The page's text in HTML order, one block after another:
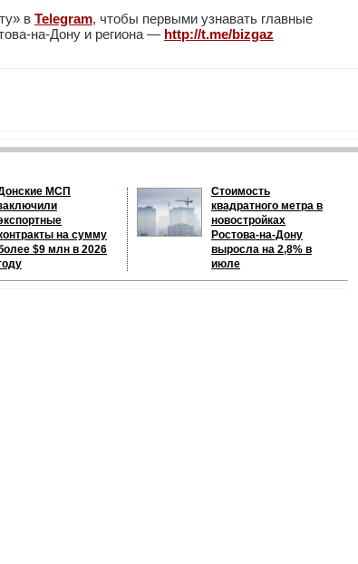
в Telegram, чтобы первыми узнавать главные
на-Дону и региона — http://t.me/bizgaz
МСП
на сумму
$9 млн в 2026
Стоимость
квадратного метра в
новостройках
Ростова-на-Дону
выросла на 2,8% в
июле